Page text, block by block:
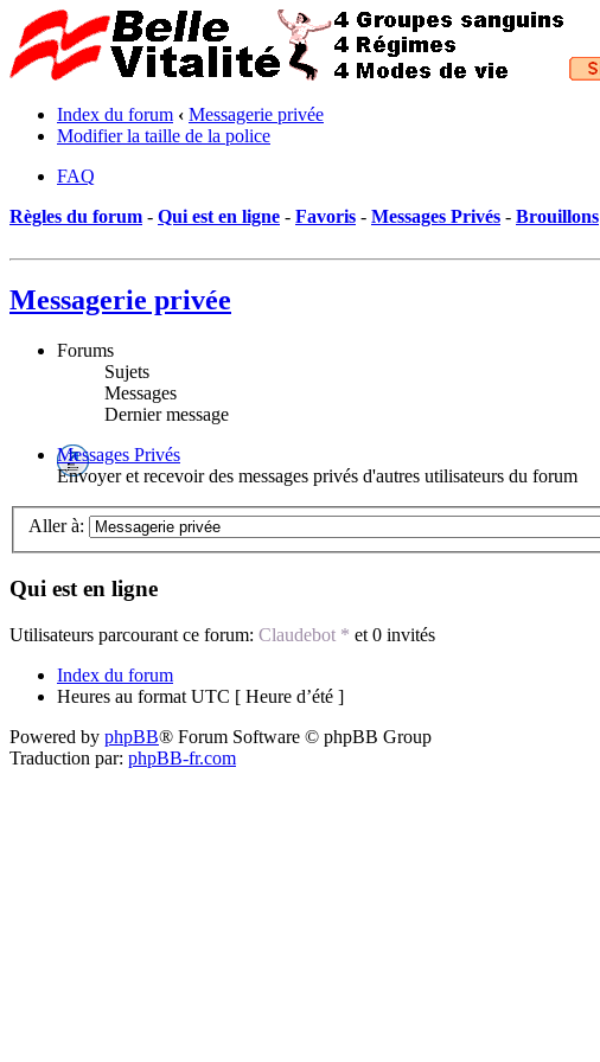
Index du forum ‹ Messagerie privée
Modifier la taille de la police
FAQ
Règles du forum - Qui est en ligne - Favoris - Messages Privés - Brouillons
Messagerie privée
Forums
Sujets
Messages
Dernier message
Messages Privés
Envoyer et recevoir des messages privés d'autres utilisateurs du forum
Aller à:
Qui est en ligne
Utilisateurs parcourant ce forum: Claudebot * et 0 invités
Index du forum
Heures au format UTC [ Heure d’été ]
Powered by phpBB® Forum Software © phpBB Group
Traduction par: phpBB-fr.com